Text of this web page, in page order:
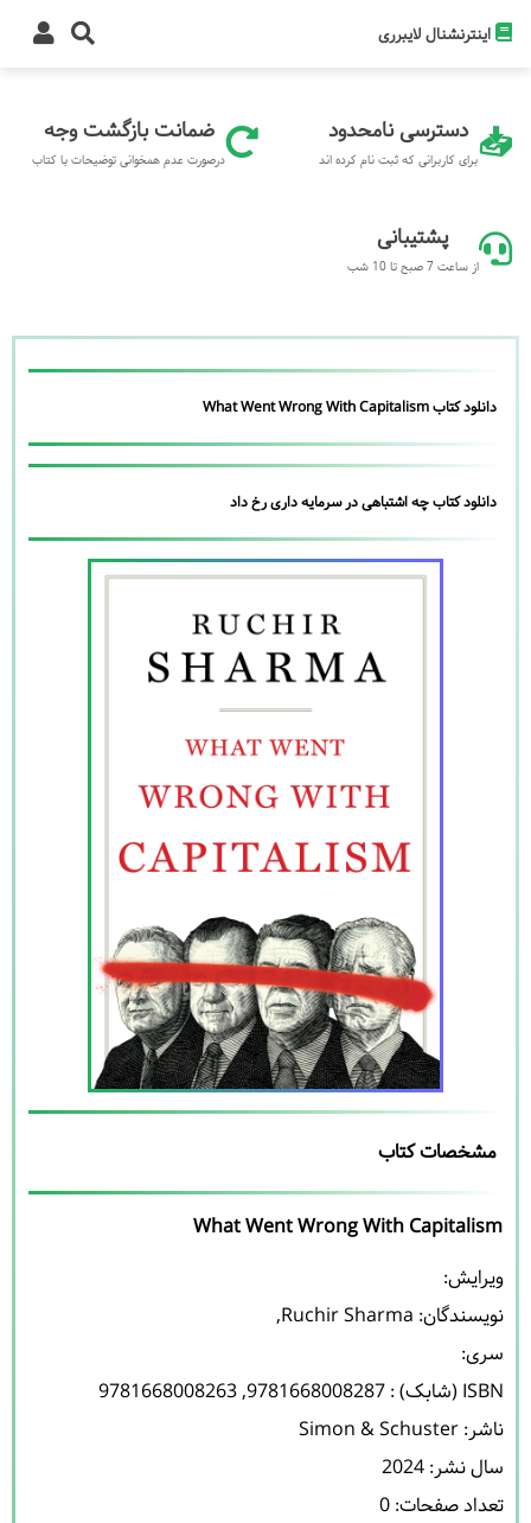
اینترنشنال لایبرری
دسترسی نامحدود
برای کاربرانی که ثبت نام کرده اند
ضمانت بازگشت وجه
درصورت عدم همخوانی توضیحات با کتاب
پشتیبانی
از ساعت 7 صبح تا 10 شب
دانلود کتاب What Went Wrong With Capitalism
دانلود کتاب چه اشتباهی در سرمایه داری رخ داد
مشخصات کتاب
What Went Wrong With Capitalism
نویسندگان: Ruchir Sharma
,